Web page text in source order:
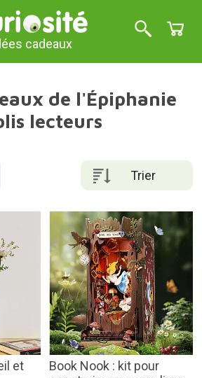
cadeaux
de l'Épiphanie
lecteurs
Trier
et
Book Nook : kit pour